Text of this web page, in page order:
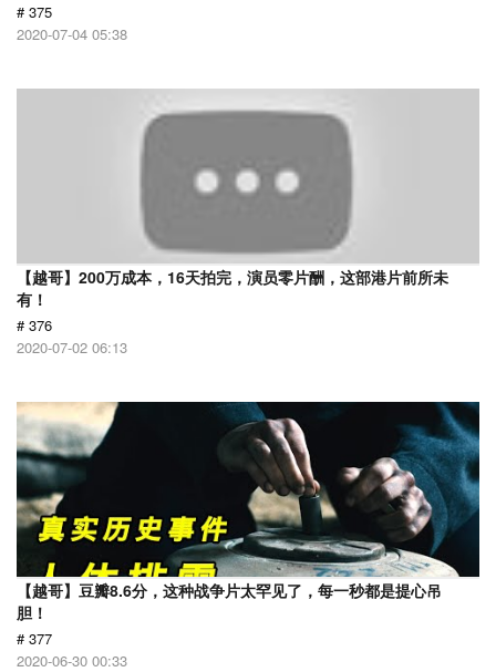
# 375
2020-07-04 05:38
【越哥】200万成本，16天拍完，演员零片酬，这部港片前所未
有！
# 376
2020-07-02 06:13
【越哥】豆瓣8.6分，这种战争片太罕见了，每一秒都是提心吊
胆！
# 377
2020-06-30 00:33